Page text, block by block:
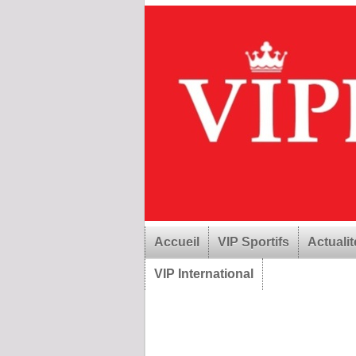
Accueil VIP Sportifs
VIP International